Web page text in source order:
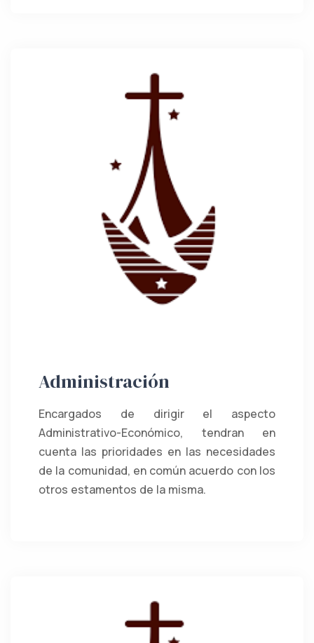
Administración
Encargados de dirigir el aspecto
Administrativo-Económico, tendran en
cuenta las prioridades en las necesidades
de la comunidad, en común acuerdo con los
otros estamentos de la misma.